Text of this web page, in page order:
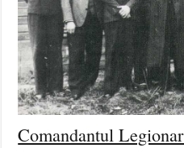
Comandantul